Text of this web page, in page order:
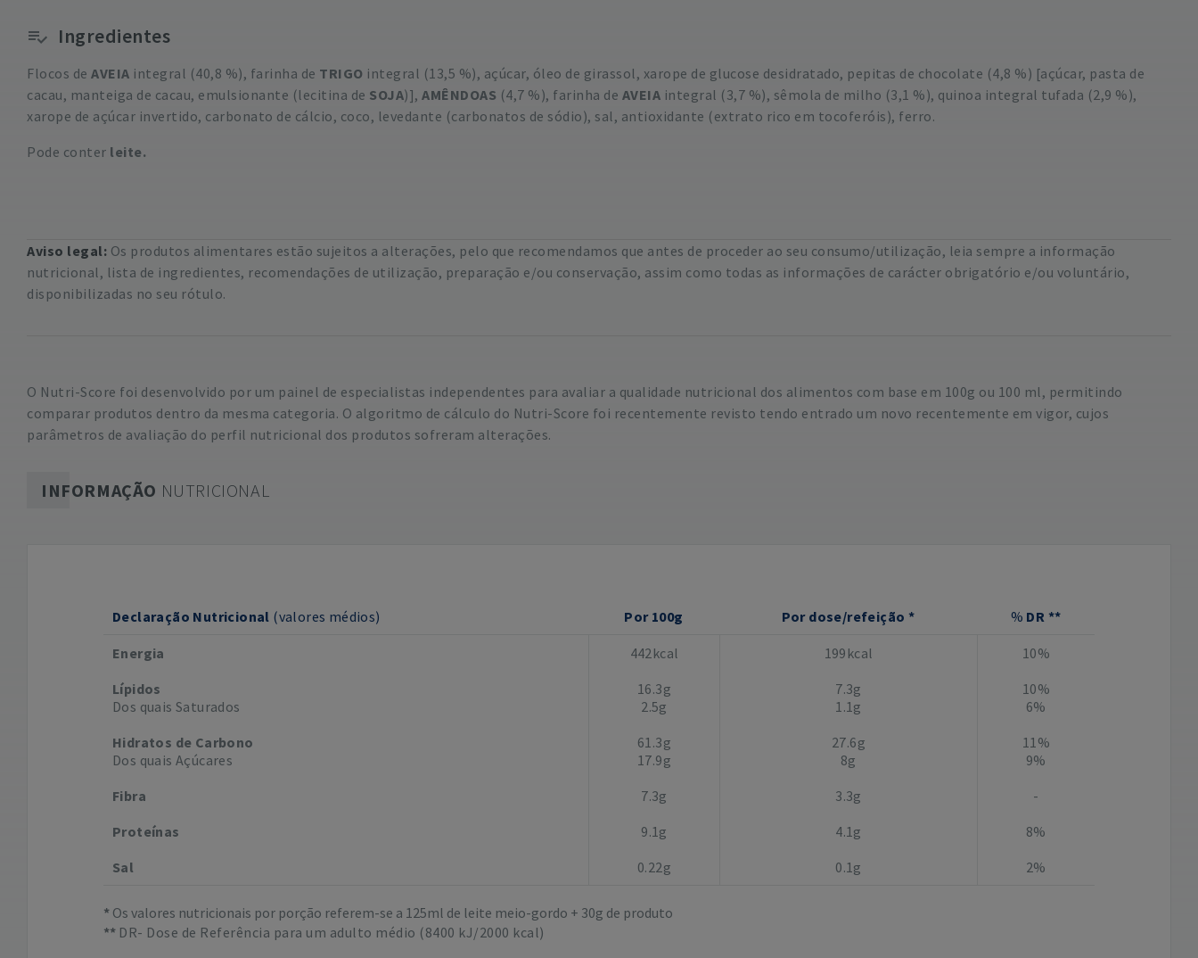
Ingredientes
Flocos de AVEIA integral (40,8 %), farinha de TRIGO integral (13,5 %), açúcar, óleo de girassol, xarope de glucose desidratado, pepitas de chocolate (4,8 %) [açúcar, pasta de
cacau, manteiga de cacau, emulsionante (lecitina de SOJA)], AMÊNDOAS (4,7 %), farinha de AVEIA integral (3,7 %), sêmola de milho (3,1 %), quinoa integral tufada (2,9 %),
xarope de açúcar invertido, carbonato de cálcio, coco, levedante (carbonatos de sódio), sal, antioxidante (extrato rico em tocoferóis), ferro.
Pode conter leite.
Aviso legal: Os produtos alimentares estão sujeitos a alterações, pelo que recomendamos que antes de proceder ao seu consumo/utilização, leia sempre a informação
nutricional, lista de ingredientes, recomendações de utilização, preparação e/ou conservação, assim como todas as informações de carácter obrigatório e/ou voluntário,
disponibilizadas no seu rótulo.
O Nutri-Score foi desenvolvido por um painel de especialistas independentes para avaliar a qualidade nutricional dos alimentos com base em 100g ou 100 ml, permitindo
comparar produtos dentro da mesma categoria. O algoritmo de cálculo do Nutri-Score foi recentemente revisto tendo entrado um novo recentemente em vigor, cujos
parâmetros de avaliação do perfil nutricional dos produtos sofreram alterações.
INFORMAÇÃO NUTRICIONAL
Declaração Nutricional (valores médios) Por 100g Por dose/refeição * % DR **
Energia 442kcal 199kcal
10%
Lípidos
Dos quais Saturados
16.3g
2.5g
7.3g
1.1g
10%
6%
Hidratos de Carbono
Dos quais Açúcares
61.3g
17.9g
27.6g
8g
11%
9%
Fibra
7.3g 3.3g
-
Proteínas
9.1g 4.1g
8%
Sal
0.22g 0.1g 2%
Os valores nutricionais por porção referem-se a 125ml de leite meio-gordo + 30g de produto
DR- Dose de Referência para um adulto médio (8400 kJ/2000 kcal)